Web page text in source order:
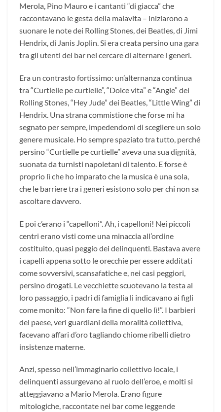
Merola, Pino Mauro e i cantanti “di giacca” che
raccontavano le gesta della malavita – iniziarono a
suonare le note dei Rolling Stones, dei Beatles, di Jimi
Hendrix, di Janis Joplin. Si era creata persino una gara
tra gli utenti del bar nel cercare di alternare i generi.
Era un contrasto fortissimo: un’alternanza continua
tra “Curtielle pe curtielle”, “Dolce vita” e “Angie” dei
Rolling Stones, “Hey Jude” dei Beatles, “Little Wing” di
Hendrix. Una strana commistione che forse mi ha
segnato per sempre, impedendomi di scegliere un solo
genere musicale. Ho sempre spaziato tra tutto, perché
persino “Curtielle pe curtielle” aveva una sua dignità,
suonata da turnisti napoletani di talento. E forse è
proprio lì che ho imparato che la musica è una sola,
che le barriere tra i generi esistono solo per chi non sa
ascoltare davvero.
E poi c’erano i “capelloni”. Ah, i capelloni! Nei piccoli
centri erano visti come una minaccia all’ordine
costituito, quasi peggio dei delinquenti. Bastava avere
i capelli appena sotto le orecchie per essere additati
come sovversivi, scansafatiche e, nei casi peggiori,
persino drogati. Le vecchiette scuotevano la testa al
loro passaggio, i padri di famiglia li indicavano ai figli
come monito: “Non fare la fine di quello lì!”. I barbieri
del paese, veri guardiani della moralità collettiva,
facevano affari d’oro tagliando chiome ribelli dietro
insistenze materne.
Anzi, spesso nell’immaginario collettivo locale, i
delinquenti assurgevano al ruolo dell’eroe, e molti si
atteggiavano a Mario Merola. Erano figure
mitologiche, raccontate nei bar come leggende